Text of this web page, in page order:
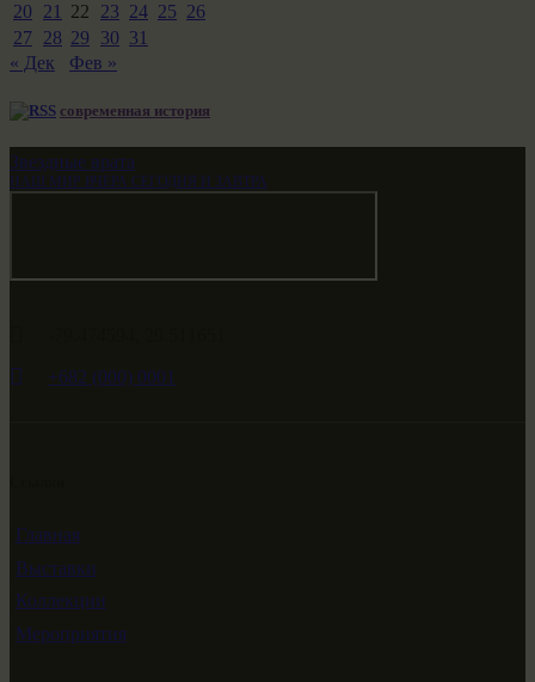
20
21 22 23 24 25 26
27 28 29 30 31
« Дек
Фев »
современная история
Звездные врата
НАШ МИР ВЧЕРА СЕГОДНЯ И ЗАВТРА
+682 (000) 0001
Главная
Выставки
Коллекции
Мероприятия